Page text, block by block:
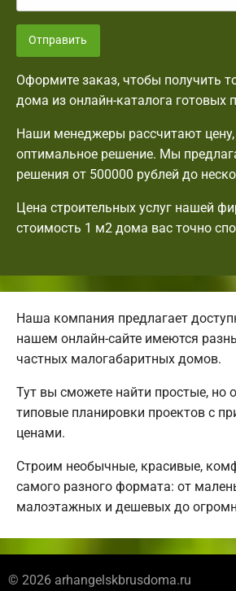
Отправить
Оформите заказ, чтобы получить
дома из онлайн-каталога готовых
Наши менеджеры рассчитают
оптимальное решение. Мы
решения от 500000 рублей до
Цена строительных услуг нашей
стоимость 1 м2 дома вас точно
Наша компания предлагает
нашем онлайн-сайте имеются
частных малогабаритных домов.
Тут вы сможете найти простые, но
типовые планировки проектов с
ценами.
Строим необычные, красивые,
самого разного формата: от
малоэтажных и дешевых до
© 2026 arhangelskbrusdoma.ru